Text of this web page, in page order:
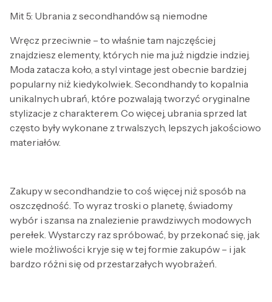
Mit 5: Ubrania z secondhandów są niemodne
Wręcz przeciwnie – to właśnie tam najczęściej
znajdziesz elementy, których nie ma już nigdzie indziej.
Moda zatacza koło, a styl vintage jest obecnie bardziej
popularny niż kiedykolwiek. Secondhandy to kopalnia
unikalnych ubrań, które pozwalają tworzyć oryginalne
stylizacje z charakterem. Co więcej, ubrania sprzed lat
często były wykonane z trwalszych, lepszych jakościowo
materiałów.
Zakupy w secondhandzie to coś więcej niż sposób na
oszczędność. To wyraz troski o planetę, świadomy
wybór i szansa na znalezienie prawdziwych modowych
perełek. Wystarczy raz spróbować, by przekonać się, jak
wiele możliwości kryje się w tej formie zakupów – i jak
bardzo różni się od przestarzałych wyobrażeń.